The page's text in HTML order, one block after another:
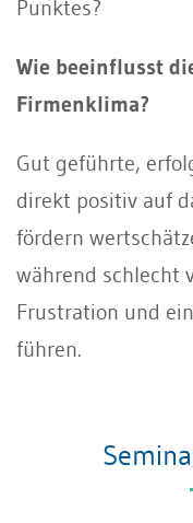
Punktes?
Wie beeinflusst
Firmenklima?
Gut geführte,
direkt positiv auf
fördern
während schlecht
Frustration und
führen.